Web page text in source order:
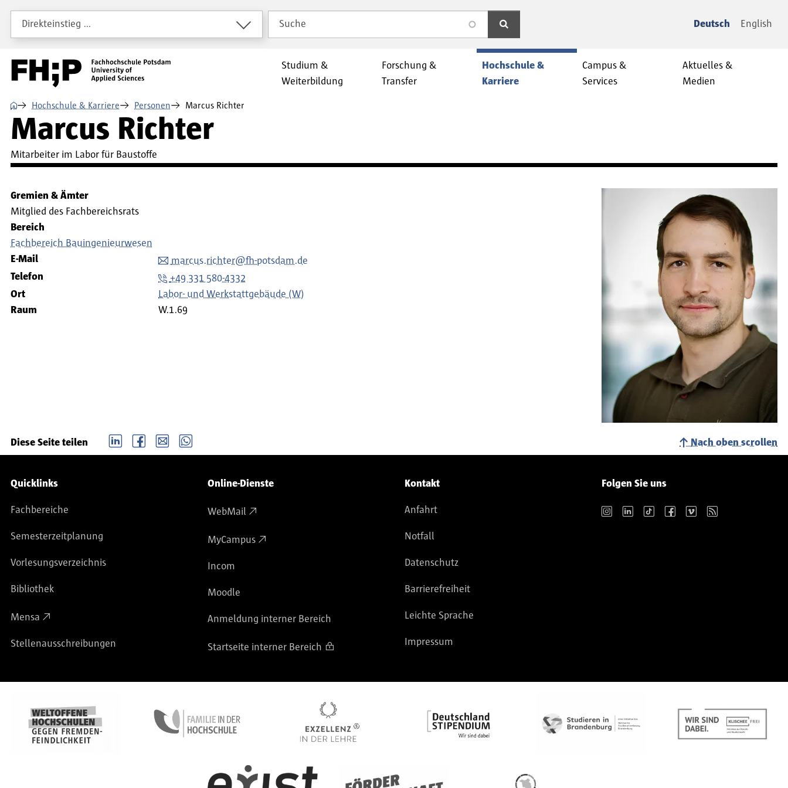
Direkt zum Inhalt
Direkt zur Hauptnavigation
Direkt zum Fußbereich
Direkteinstieg …
Suche
search Deutsch English
Studium &
Weiterbildung
Forschung &
Transfer
Hochschule &
Karriere
Campus &
Services
Aktuelles &
Medien
⌂ Hochschule & Karriere Personen Marcus Richter
Marcus Richter
Mitarbeiter im Labor für Baustoffe
Gremien & Ämter
Mitglied des Fachbereichsrats
Bereich
Fachbereich Bauingenieurwesen
E-Mail
marcus.richter@fh-potsdam.de
Telefon
+49 331 580-4332
Ort
Labor- und Werkstattgebäude (W)
Raum
W.1.69
Diese Seite teilen LinkedIn Facebook email Whatsapp Nach oben scrollen
Service-Navigation
Quicklinks
Fachbereiche
Semesterzeitplanung
Vorlesungsverzeichnis
Bibliothek
Mensa
Stellenausschreibungen
Online-Dienste
WebMail
MyCampus
Incom
Moodle
Anmeldung interner Bereich
Startseite interner Bereich
Kontakt
Anfahrt
Notfall
Datenschutz
Barrierefreiheit
Leichte Sprache
Impressum
Folgen Sie uns
Instagram LinkedIn TikTok Facebook Vimeo RSS